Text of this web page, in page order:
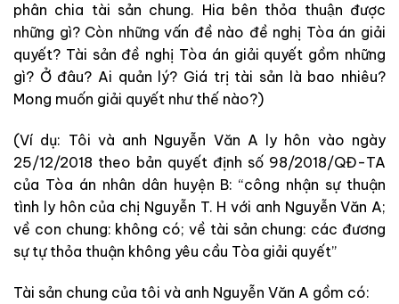
phân chia tài sản chung. Hia bên thỏa thuận được
những gì? Còn những vấn đề nào đề nghị Tòa án giải
quyết? Tài sản đề nghị Tòa án giải quyết gồm những
gì? Ở đâu? Ai quản lý? Giá trị tài sản là bao nhiêu?
Mong muốn giải quyết như thế nào?)
(Ví dụ: Tôi và anh Nguyễn Văn A ly hôn vào ngày
25/12/2018 theo bản quyết định số 98/2018/QĐ-TA
của Tòa án nhân dân huyện B: “công nhận sự thuận
tình ly hôn của chị Nguyễn T. H với anh Nguyễn Văn A;
về con chung: không có; về tài sản chung: các đương
sự tự thỏa thuận không yêu cầu Tòa giải quyết”
Tài sản chung của tôi và anh Nguyễn Văn A gồm có: